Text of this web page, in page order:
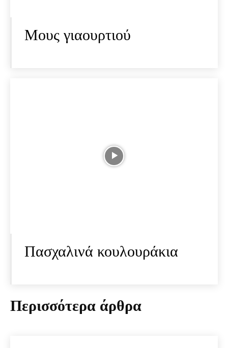
Μους γιαουρτιού
Πασχαλινά κουλουράκια
Περισσότερα άρθρα